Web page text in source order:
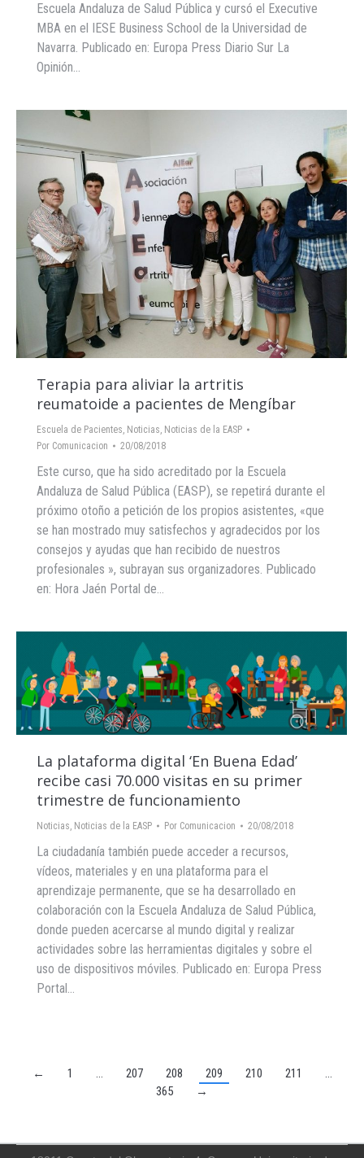
Escuela Andaluza de Salud Pública y cursó el Executive
MBA en el IESE Business School de la Universidad de
Navarra. Publicado en: Europa Press Diario Sur La
Opinión…
Terapia para aliviar la artritis
reumatoide a pacientes de Mengíbar
Escuela de Pacientes, Noticias, Noticias de la EASP
Por Comunicacion 20/08/2018
Este curso, que ha sido acreditado por la Escuela
Andaluza de Salud Pública (EASP), se repetirá durante el
próximo otoño a petición de los propios asistentes, «que
se han mostrado muy satisfechos y agradecidos por los
consejos y ayudas que han recibido de nuestros
profesionales », subrayan sus organizadores. Publicado
en: Hora Jaén Portal de…
La plataforma digital ‘En Buena Edad’
recibe casi 70.000 visitas en su primer
trimestre de funcionamiento
Noticias, Noticias de la EASP Por Comunicacion 20/08/2018
La ciudadanía también puede acceder a recursos,
vídeos, materiales y en una plataforma para el
aprendizaje permanente, que se ha desarrollado en
colaboración con la Escuela Andaluza de Salud Pública,
donde pueden acercarse al mundo digital y realizar
actividades sobre las herramientas digitales y sobre el
uso de dispositivos móviles. Publicado en: Europa Press
Portal…
← 1 … 207 208 209 210 211
…
365
→